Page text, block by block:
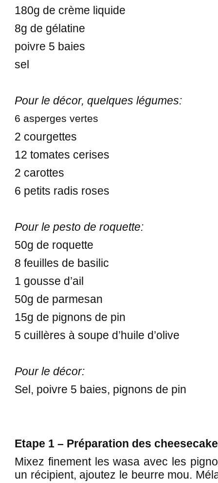
180g de crème liquide
8g de gélatine
poivre 5 baies
sel
Pour le décor, quelques légumes:
6 asperges vertes
2 courgettes
12 tomates cerises
2 carottes
6 petits radis roses
Pour le pesto de roquette:
50g de roquette
8 feuilles de basilic
1 gousse d’ail
50g de parmesan
15g de pignons de pin
5 cuillères à soupe d’huile d’olive
Pour le décor:
Sel, poivre 5 baies, pignons de pin
Etape 1 – Préparation des cheesecake
Mixez finement les wasa avec les
un récipient, ajoutez le beurre mou.